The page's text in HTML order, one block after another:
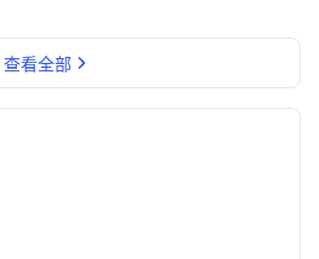
查看全部